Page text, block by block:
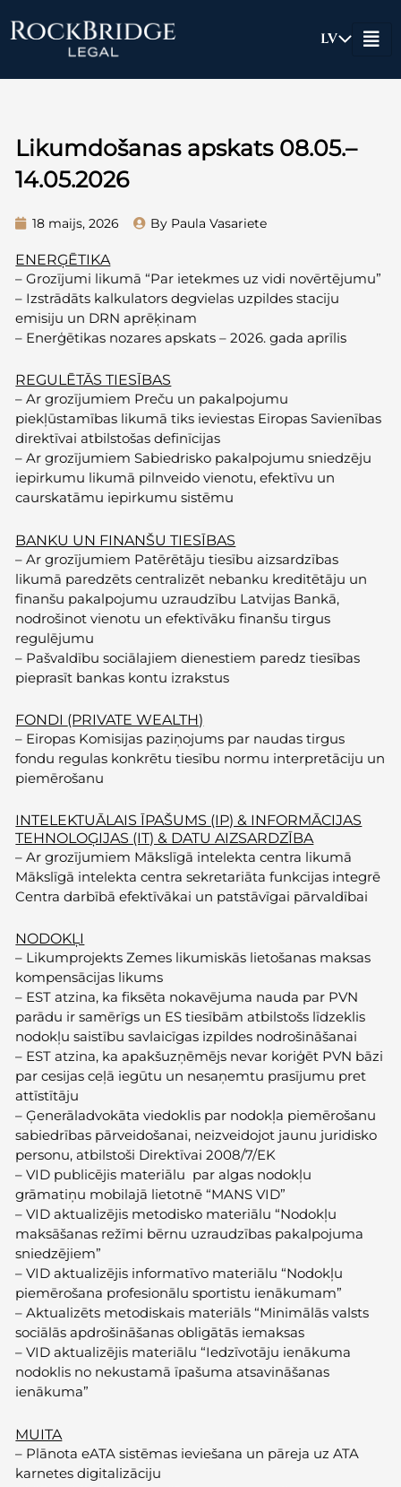
LV
Likumdošanas apskats 08.05.–
14.05.2026
18 maijs, 2026 By Paula Vasariete
ENERĢĒTIKA
–Grozījumi likumā “Par ietekmes uz vidi novērtējumu”
– Izstrādāts kalkulators degvielas uzpildes staciju
emisiju un DRN aprēķinam
– Enerģētikas nozares apskats – 2026. gada aprīlis
REGULĒTĀS TIESĪBAS
–Ar grozījumiem Preču un pakalpojumu
piekļūstamības likumā tiks ieviestas Eiropas Savienības
direktīvai atbilstošas definīcijas
–Ar grozījumiem Sabiedrisko pakalpojumu sniedzēju
iepirkumu likumā pilnveido vienotu, efektīvu un
caurskatāmu iepirkumu sistēmu
BANKU UN FINANŠU TIESĪBAS
–Ar grozījumiem Patērētāju tiesību aizsardzības
likumā paredzēts centralizēt nebanku kreditētāju un
finanšu pakalpojumu uzraudzību Latvijas Bankā,
nodrošinot vienotu un efektīvāku finanšu tirgus
regulējumu
– Pašvaldību sociālajiem dienestiem paredz tiesības
pieprasīt bankas kontu izrakstus
FONDI (PRIVATE WEALTH)
– Eiropas Komisijas paziņojums par naudas tirgus
fondu regulas konkrētu tiesību normu interpretāciju un
piemērošanu
INTELEKTUĀLAIS ĪPAŠUMS (IP) & INFORMĀCIJAS
TEHNOLOĢIJAS (IT) & DATU AIZSARDZĪBA
–Ar grozījumiem Mākslīgā intelekta centra likumā
Mākslīgā intelekta centra sekretariāta funkcijas integrē
Centra darbībā efektīvākai un patstāvīgai pārvaldībai
NODOKĻI
– Likumprojekts Zemes likumiskās lietošanas maksas
kompensācijas likums
– EST atzina, ka fiksēta nokavējuma nauda par PVN
parādu ir samērīgs un ES tiesībām atbilstošs līdzeklis
nodokļu saistību savlaicīgas izpildes nodrošināšanai
– EST atzina, ka apakšuzņēmējs nevar koriģēt PVN bāzi
par cesijas ceļā iegūtu un nesaņemtu prasījumu pret
attīstītāju
–Ģenerāladvokāta viedoklis par nodokļa piemērošanu
sabiedrības pārveidošanai, neizveidojot jaunu juridisko
personu, atbilstoši Direktīvai 2008/7/EK
–VID publicējis materiālu par algas nodokļu
grāmatiņu mobilajā lietotnē “MANS VID”
–VID aktualizējis metodisko materiālu “Nodokļu
maksāšanas režīmi bērnu uzraudzības pakalpojuma
sniedzējiem”
–VID aktualizējis informatīvo materiālu “Nodokļu
piemērošana profesionālu sportistu ienākumam”
– Aktualizēts metodiskais materiāls “Minimālās valsts
sociālās apdrošināšanas obligātās iemaksas
–VID aktualizējis materiālu “Iedzīvotāju ienākuma
nodoklis no nekustamā īpašuma atsavināšanas
ienākuma”
MUITA
– Plānota eATA sistēmas ieviešana un pāreja uz ATA
karnetes digitalizāciju